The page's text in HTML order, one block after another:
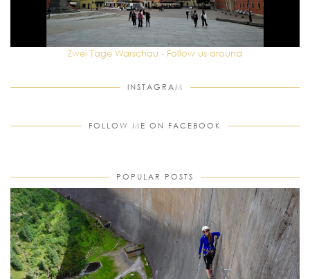
Zwei Tage Warschau - Follow us around
INSTAGRAM
FOLLOW ME ON FACEBOOK
POPULAR POSTS